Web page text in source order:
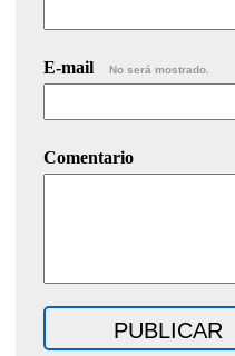
E-mail No será mostrado.
Comentario